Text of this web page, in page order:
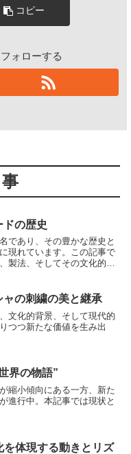
コピー
ォローする
の歴史
であり、その豊かな歴史と
現れています。この記事で
製法、そしてその文化的な
の刺繍の美と継承
文化的背景、そして現代的
つつ新たな価値を生み出
界の物語”
縮小傾向にある一方、新た
進行中。本記事では現状と
を体現する動きとリズ